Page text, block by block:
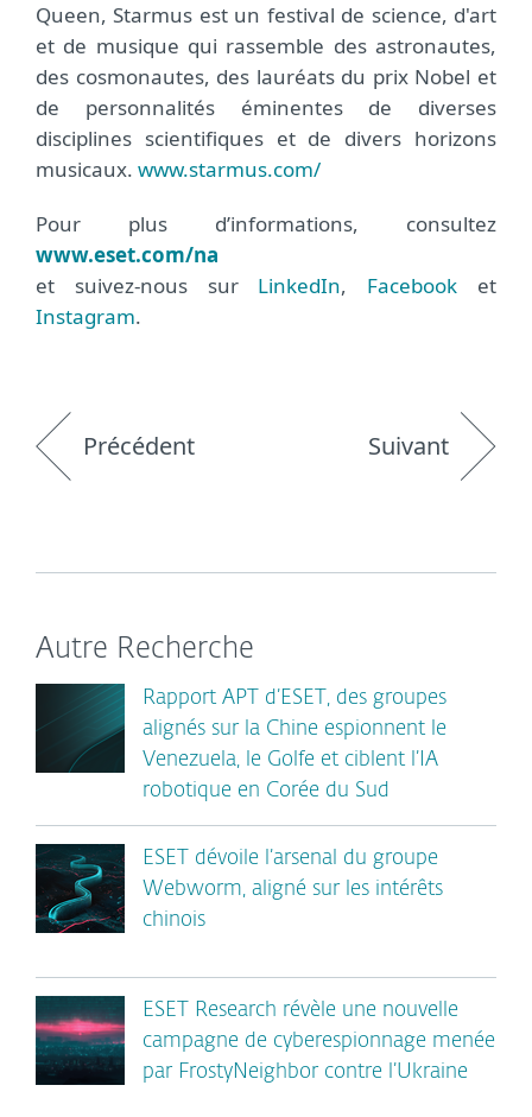
Queen, Starmus est un festival de science, d'art
et de musique qui rassemble des astronautes,
des cosmonautes, des lauréats du prix Nobel et
de personnalités éminentes de diverses
disciplines scientifiques et de divers horizons
musicaux. www.starmus.com/
Pour plus d’informations, consultez
www.eset.com/na
et suivez-nous sur LinkedIn, Facebook et
Instagram.
Précédent Suivant
Autre Recherche
Rapport APT d’ESET, des groupes
alignés sur la Chine espionnent le
Venezuela, le Golfe et ciblent l’IA
robotique en Corée du Sud
ESET dévoile l’arsenal du groupe
Webworm, aligné sur les intérêts
chinois
ESET Research révèle une nouvelle
campagne de cyberespionnage menée
par FrostyNeighbor contre l’Ukraine